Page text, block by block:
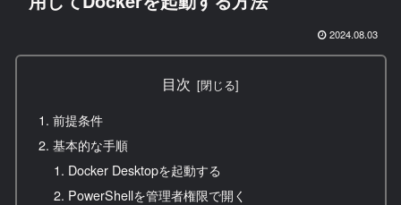
2024.08.03
目次
前提条件
基本的な手順
Docker Desktopを起動する
PowerShellを管理者権限で開く